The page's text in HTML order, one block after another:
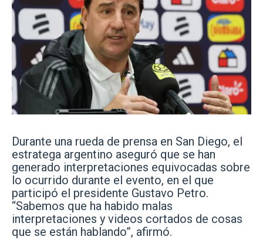
Durante una rueda de prensa en San Diego, el
estratega argentino aseguró que se han
generado interpretaciones equivocadas sobre
lo ocurrido durante el evento, en el que
participó el presidente Gustavo Petro.
“Sabemos que ha habido malas
interpretaciones y videos cortados de cosas
que se están hablando”, afirmó.